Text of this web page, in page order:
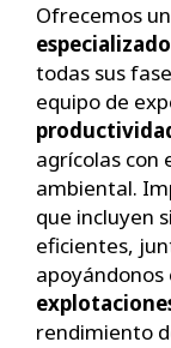
Ofrecemos un
especializado
todas sus
equipo de
agrícolas con
ambiental.
que incluyen
eficientes,
apoyándonos
rendimiento